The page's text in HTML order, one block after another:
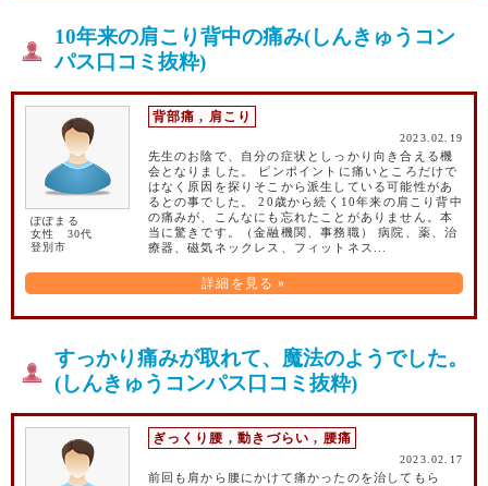
10年来の肩こり背中の痛み(しんきゅうコン
パス口コミ抜粋)
ぽぽまる
女性 30代
登別市
背部痛 , 肩こり
2023.02.19
先生のお陰で、自分の症状としっかり向き合える機
会となりました。 ピンポイントに痛いところだけで
はなく原因を探りそこから派生している可能性があ
るとの事でした。 20歳から続く10年来の肩こり背中
の痛みが、こんなにも忘れたことがありません。本
当に驚きです。（金融機関、事務職） 病院、薬、治
療器、磁気ネックレス、フィットネス...
詳細を見る »
すっかり痛みが取れて、魔法のようでした。
(しんきゅうコンパス口コミ抜粋)
ぎっくり腰 ,動きづらい , 腰痛
2023.02.17
前回も肩から腰にかけて痛かったのを治してもら